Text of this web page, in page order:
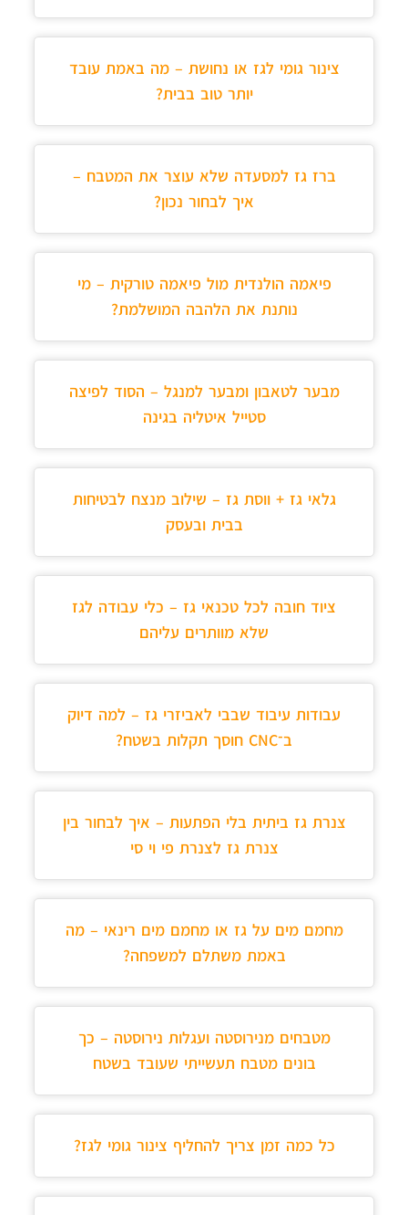
צינור גומי לגז או נחושת – מה באמת עובד
יותר טוב בבית?
ברז גז למסעדה שלא עוצר את המטבח –
איך לבחור נכון?
פיאמה הולנדית מול פיאמה טורקית – מי
נותנת את הלהבה המושלמת?
מבער לטאבון ומבער למנגל – הסוד לפיצה
סטייל איטליה בגינה
גלאי גז + ווסת גז – שילוב מנצח לבטיחות
בבית ובעסק
ציוד חובה לכל טכנאי גז – כלי עבודה לגז
שלא מוותרים עליהם
עבודות עיבוד שבבי לאביזרי גז – למה דיוק
ב־CNC חוסך תקלות בשטח?
צנרת גז ביתית בלי הפתעות – איך לבחור בין
צנרת גז לצנרת פי וי סי
מחמם מים על גז או מחמם מים רינאי – מה
באמת משתלם למשפחה?
מטבחים מנירוסטה ועגלות נירוסטה – כך
בונים מטבח תעשייתי שעובד בשטח
כל כמה זמן צריך להחליף צינור גומי לגז?